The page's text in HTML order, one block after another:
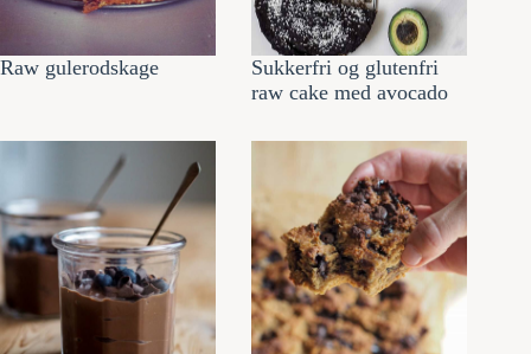
Raw gulerodskage
Sukkerfri og glutenfri
raw cake med avocado